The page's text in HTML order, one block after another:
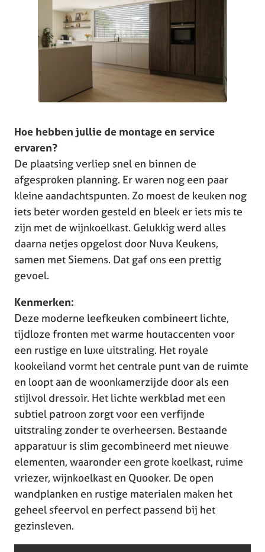
Hoe hebben jullie de montage en service
ervaren?
De plaatsing verliep snel en binnen de
afgesproken planning. Er waren nog een paar
kleine aandachtspunten. Zo moest de keuken nog
iets beter worden gesteld en bleek er iets mis te
zijn met de wijnkoelkast. Gelukkig werd alles
daarna netjes opgelost door Nuva Keukens,
samen met Siemens. Dat gaf ons een prettig
gevoel.
Kenmerken:
Deze moderne leefkeuken combineert lichte,
tijdloze fronten met warme houtaccenten voor
een rustige en luxe uitstraling. Het royale
kookeiland vormt het centrale punt van de ruimte
en loopt aan de woonkamerzijde door als een
stijlvol dressoir. Het lichte werkblad met een
subtiel patroon zorgt voor een verfijnde
uitstraling zonder te overheersen. Bestaande
apparatuur is slim gecombineerd met nieuwe
elementen, waaronder een grote koelkast, ruime
vriezer, wijnkoelkast en Quooker. De open
wandplanken en rustige materialen maken het
geheel sfeervol en perfect passend bij het
gezinsleven.